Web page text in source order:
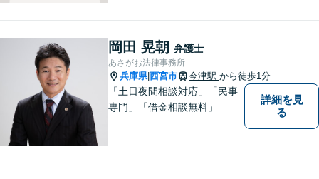
うぞ一人で抱え込まず、お気
軽にご相談ください。
岡田 晃朝 弁護士
あさがお法律事務所
兵庫県|西宮市 今津駅 から徒歩1分
「土日夜間相談対応」「民事
専門」「借金相談無料」
詳細を見
る